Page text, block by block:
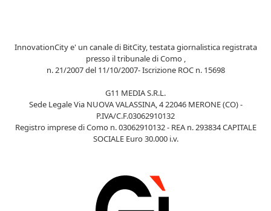
InnovationCity e' un canale di BitCity, testata giornalistica registrata
presso il tribunale di Como ,
n. 21/2007 del 11/10/2007- Iscrizione ROC n. 15698
G11 MEDIA S.R.L.
Sede Legale Via NUOVA VALASSINA, 4 22046 MERONE (CO) -
P.IVA/C.F.03062910132
Registro imprese di Como n. 03062910132 - REA n. 293834 CAPITALE
SOCIALE Euro 30.000 i.v.